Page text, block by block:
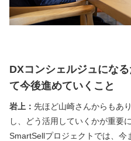
DXコンシェルジュにな
て今後進めていくこと
岩上： 先ほど山崎さんからもあ
し、どう活用していくかが重要
SmartSellプロジェクトでは、今